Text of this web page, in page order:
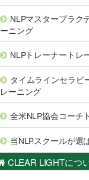
NLPマスタープラク
ーニング
NLPトレーナートレ
タイムラインセラピ
レーニング
全米NLP協会コーチ
当NLPスクールが選
CLEAR LIGHTにつ